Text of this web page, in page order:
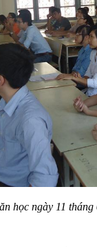
học ngày 11 tháng